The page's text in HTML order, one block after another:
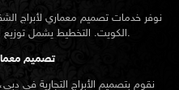
نوفر خدمات تصميم معماري لأبراج
الكويت. التخطيط يشمل توزيع الشقق، الحركة الرأسية، والمرافق.
تصميم
نقوم بتصميم الأبراج التجارية في